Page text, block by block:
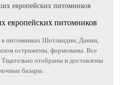
европейских питомников
питомниках Шотландии, Дании,
острижены, формованы. Все
отобраны и доставлены
базары.